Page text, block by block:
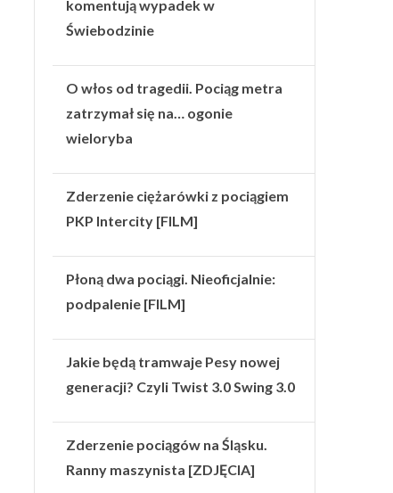
komentują wypadek w
Świebodzinie
O włos od tragedii. Pociąg metra
zatrzymał się na… ogonie
wieloryba
Zderzenie ciężarówki z pociągiem
PKP Intercity [FILM]
Płoną dwa pociągi. Nieoficjalnie:
podpalenie [FILM]
Jakie będą tramwaje Pesy nowej
generacji? Czyli Twist 3.0 Swing 3.0
Zderzenie pociągów na Śląsku.
Ranny maszynista [ZDJĘCIA]